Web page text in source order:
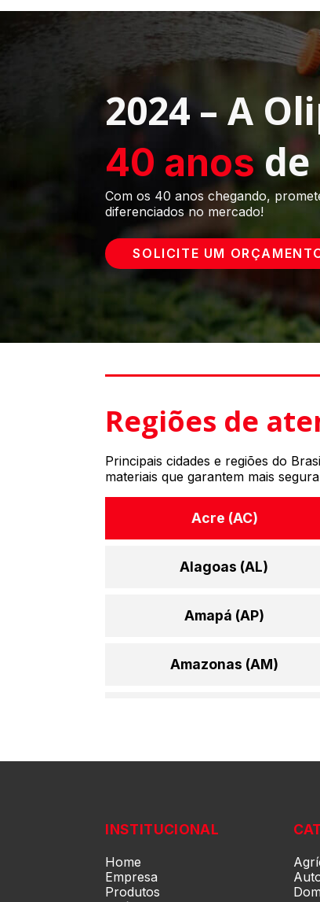
2024 – A
40 anosde
Com os 40 anos chegando,
diferenciados no mercado!
SOLICITE UM
Regiões de
Principais cidades e regiões do
materiais que garantem mais
Acre (AC)
Alagoas (AL)
Amapá (AP)
Amazonas (AM)
Ceará (CE)
INSTITUCIONAL
Home
Empresa
Produtos